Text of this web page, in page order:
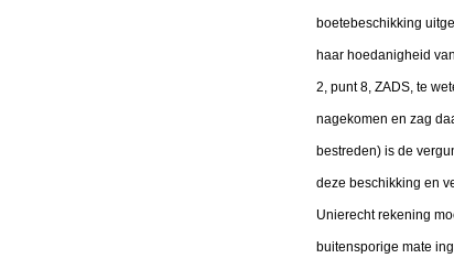
boetebeschikking
haar hoedanigheid
2, punt 8, ZADS, te
nagekomen en zag
bestreden) is de
deze beschikking en
Unierecht rekening
buitensporige mate